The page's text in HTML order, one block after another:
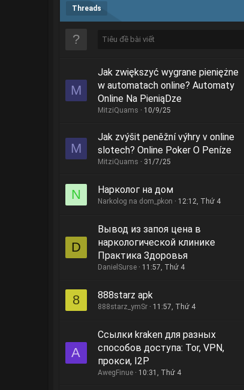
Threads
M
Jak zwiększyć wygrane pieniężne
w automatach online? Automaty
Online Na PieniąDze
MitziQuams 10/9/25
M
Jak zvýšit peněžní výhry v online
slotech? Online Poker O Peníze
MitziQuams 31/7/25
N Нарколог на дом
Narkolog na dom_pkon 12:12, Thứ 4
D
Вывод из запоя цена в
наркологической клинике
Практика Здоровья
DanielSurse 11:57, Thứ 4
8 888starz apk
888starz_ymSr 11:57, Thứ 4
A
Ссылки kraken для разных
способов доступа: Tor, VPN,
прокси, I2P
AwegFinue 10:31, Thứ 4